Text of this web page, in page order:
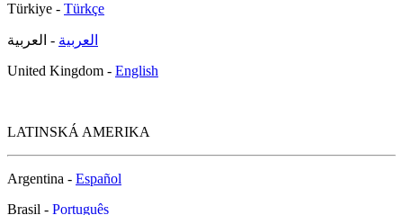
Türkiye - Türkçe
العربية - العربية
United Kingdom - English
LATINSKÁ AMERIKA
Argentina - Español
Brasil - Português